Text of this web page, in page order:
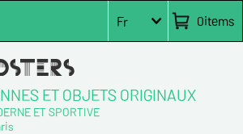
0items
Fr
ET OBJETS ORIGINAUX
ET SPORTIVE